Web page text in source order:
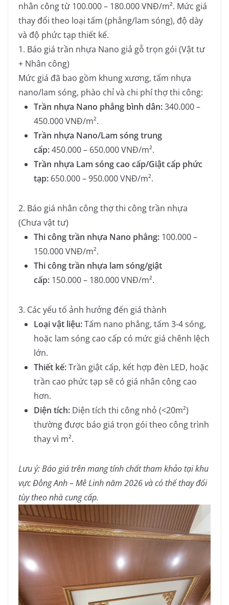
nhân công từ 100.000 – 180.000 VNĐ/m². Mức giá
thay đổi theo loại tấm (phẳng/lam sóng), độ dày
và độ phức tạp thiết kế.
1. Báo giá trần nhựa Nano giả gỗ trọn gói (Vật tư
+ Nhân công)
Mức giá đã bao gồm khung xương, tấm nhựa
nano/lam sóng, phào chỉ và chi phí thợ thi công:
Trần nhựa Nano phẳng bình dân:340.000 –
450.000 VNĐ/m².
Trần nhựa Nano/Lam sóng trung
cấp:450.000 – 650.000 VNĐ/m².
Trần nhựa Lam sóng cao cấp/Giật cấp phức
tạp: 650.000 – 950.000 VNĐ/m².
2. Báo giá nhân công thợ thi công trần nhựa
(Chưa vật tư)
Thi công trần nhựa Nano phẳng: 100.000 –
150.000 VNĐ/m².
Thi công trần nhựa lam sóng/giật
cấp: 150.000 – 180.000 VNĐ/m².
3. Các yếu tố ảnh hưởng đến giá thành
Loại vật liệu:Tấm nano phẳng, tấm 3-4 sóng,
hoặc lam sóng cao cấp có mức giá chênh lệch
lớn.
Thiết kế:Trần giật cấp, kết hợp đèn LED, hoặc
trần cao phức tạp sẽ có giá nhân công cao
hơn.
Diện tích: Diện tích thi công nhỏ (<20m²)
thường được báo giá trọn gói theo công trình
thay vì m².
Lưu ý: Báo giá trên mang tính chất tham khảo tại khu
vực Đông Anh – Mê Linh năm 2026 và có thể thay đổi
tùy theo nhà cung cấp.